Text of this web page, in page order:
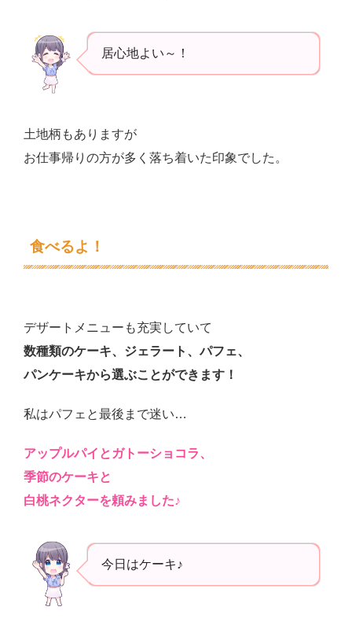
居心地よい～！
土地柄もありますが
お仕事帰りの方が多く落ち着いた印象でした。
食べるよ！
デザートメニューも充実していて
数種類のケーキ、ジェラート、パフェ、
パンケーキから選ぶことができます！
私はパフェと最後まで迷い…
アップルパイとガトーショコラ、
季節のケーキと
白桃ネクターを頼みました♪
今日はケーキ♪